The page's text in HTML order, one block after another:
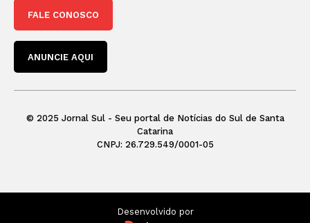
FALE CONOSCO
ANUNCIE AQUI
© 2025 Jornal Sul - Seu portal de Notícias do Sul de Santa
Catarina
CNPJ: 26.729.549/0001-05
Desenvolvido por